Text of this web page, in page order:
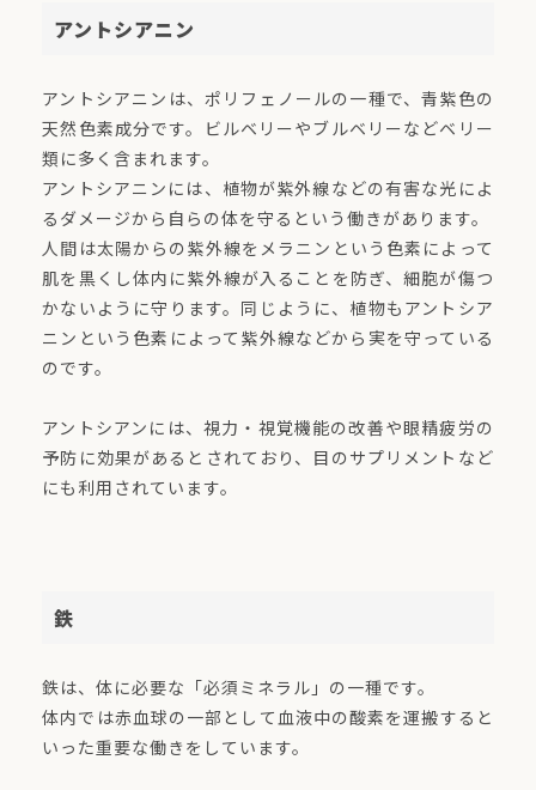
アントシアニン
アントシアニンは、ポリフェノールの一種で、青紫色の
天然色素成分です。ビルベリーやブルベリーなどベリー
類に多く含まれます。
アントシアニンには、植物が紫外線などの有害な光によ
るダメージから自らの体を守るという働きがあります。
人間は太陽からの紫外線をメラニンという色素によって
肌を黒くし体内に紫外線が入ることを防ぎ、細胞が傷つ
かないように守ります。同じように、植物もアントシア
ニンという色素によって紫外線などから実を守っている
のです。
アントシアンには、視力・視覚機能の改善や眼精疲労の
予防に効果があるとされており、目のサプリメントなど
にも利用されています。
鉄
鉄は、体に必要な「必須ミネラル」の一種です。
体内では赤血球の一部として血液中の酸素を運搬すると
いった重要な働きをしています。